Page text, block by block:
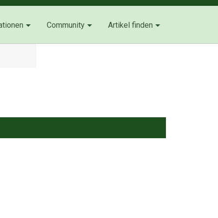
Community Artikel finden